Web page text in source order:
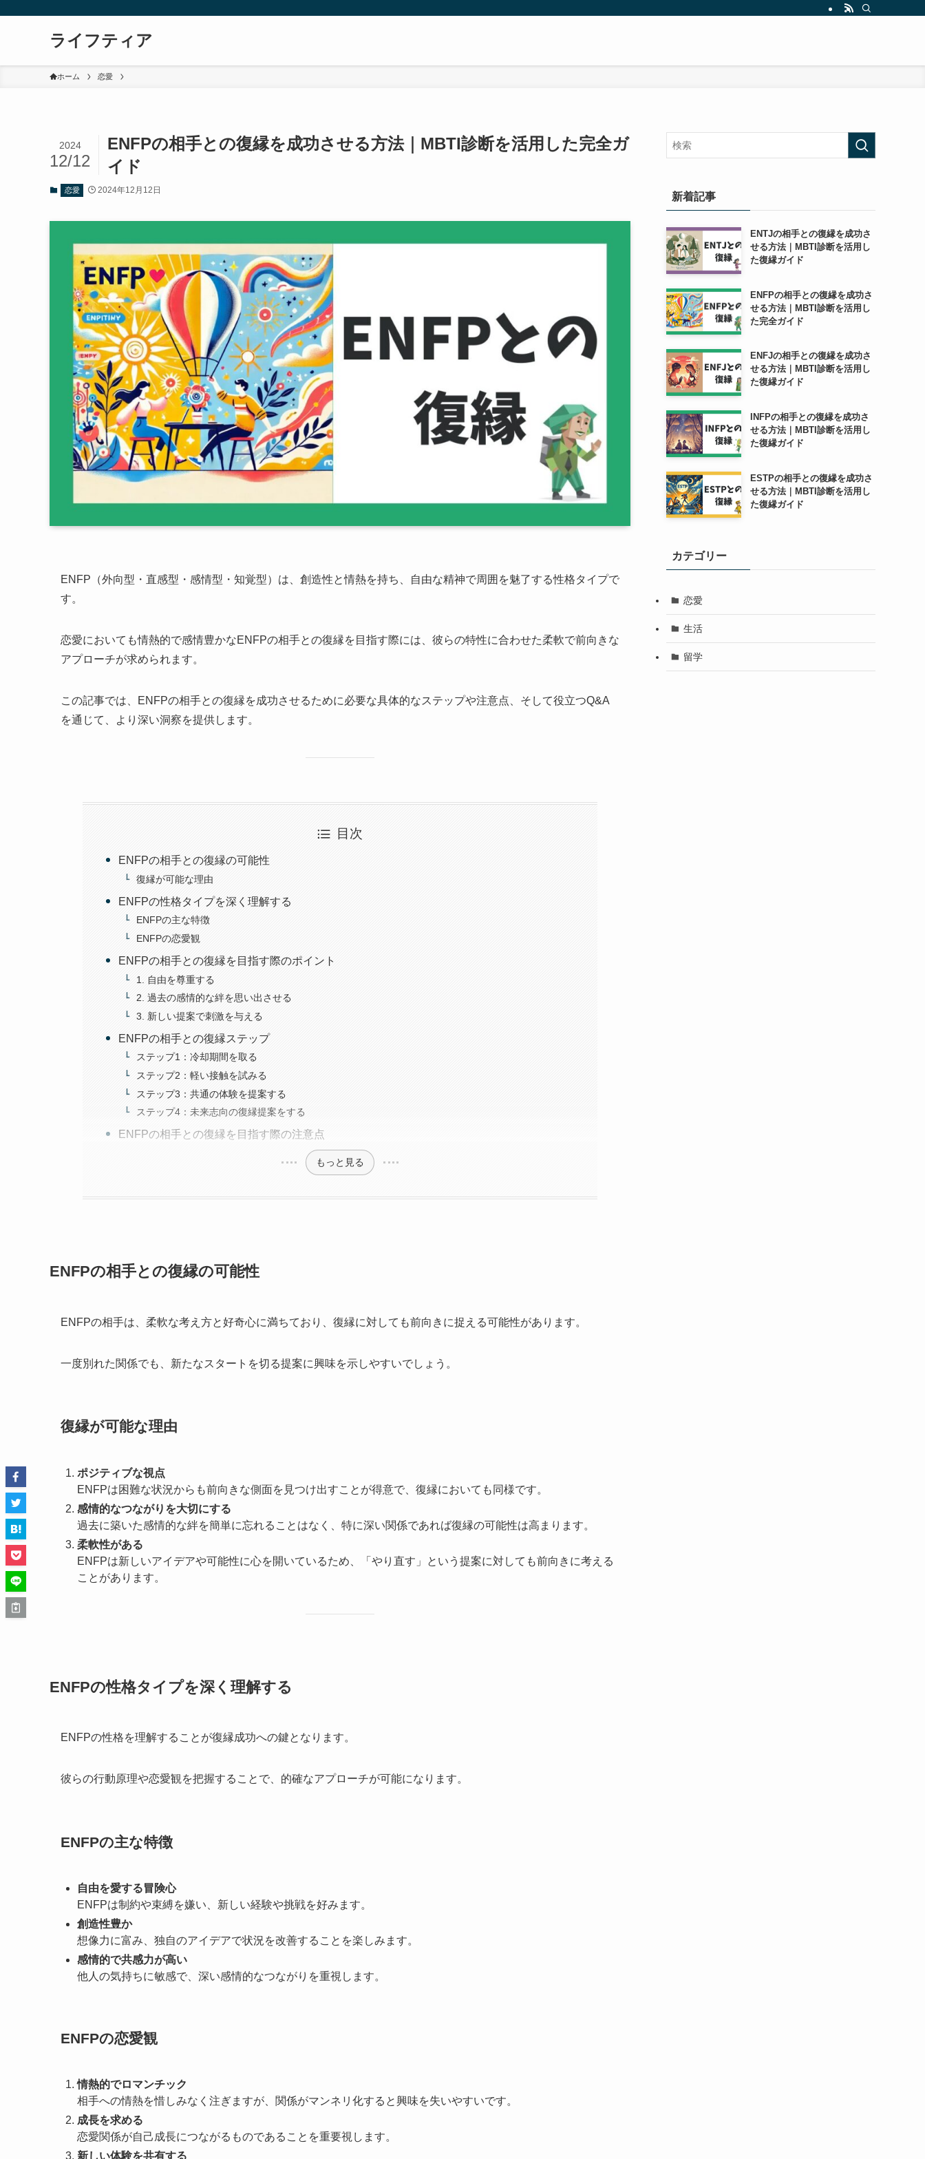
ライフティア
ホーム 恋愛
ENFPの相手との復縁を成功させる方法｜MBTI診断を活用した完全ガ
イド
2024
12/12
恋愛 2024年12月12日
ENFP（外向型・直感型・感情型・知覚型）は、創造性と情熱を持ち、自由な精神で周囲を魅了する性格タイプで
す。
恋愛においても情熱的で感情豊かなENFPの相手との復縁を目指す際には、彼らの特性に合わせた柔軟で前向きな
アプローチが求められます。
この記事では、ENFPの相手との復縁を成功させるために必要な具体的なステップや注意点、そして役立つQ&A
を通じて、より深い洞察を提供します。
目次
ENFPの相手との復縁の可能性
復縁が可能な理由
ENFPの性格タイプを深く理解する
ENFPの主な特徴
ENFPの恋愛観
ENFPの相手との復縁を目指す際のポイント
1. 自由を尊重する
2. 過去の感情的な絆を思い出させる
3. 新しい提案で刺激を与える
ENFPの相手との復縁ステップ
ステップ1：冷却期間を取る
ステップ2：軽い接触を試みる
ステップ3：共通の体験を提案する
ステップ4：未来志向の復縁提案をする
ENFPの相手との復縁を目指す際の注意点
もっと見る
ENFPの相手との復縁の可能性
ENFPの相手は、柔軟な考え方と好奇心に満ちており、復縁に対しても前向きに捉える可能性があります。
一度別れた関係でも、新たなスタートを切る提案に興味を示しやすいでしょう。
復縁が可能な理由
ポジティブな視点
ENFPは困難な状況からも前向きな側面を見つけ出すことが得意で、復縁においても同様です。
感情的なつながりを大切にする
過去に築いた感情的な絆を簡単に忘れることはなく、特に深い関係であれば復縁の可能性は高まります。
柔軟性がある
ENFPは新しいアイデアや可能性に心を開いているため、「やり直す」という提案に対しても前向きに考える
ことがあります。
ENFPの性格タイプを深く理解する
ENFPの性格を理解することが復縁成功への鍵となります。
彼らの行動原理や恋愛観を把握することで、的確なアプローチが可能になります。
ENFPの主な特徴
自由を愛する冒険心
ENFPは制約や束縛を嫌い、新しい経験や挑戦を好みます。
創造性豊か
想像力に富み、独自のアイデアで状況を改善することを楽しみます。
感情的で共感力が高い
他人の気持ちに敏感で、深い感情的なつながりを重視します。
ENFPの恋愛観
情熱的でロマンチック
相手への情熱を惜しみなく注ぎますが、関係がマンネリ化すると興味を失いやすいです。
成長を求める
恋愛関係が自己成長につながるものであることを重要視します。
新しい体験を共有する
新着記事
ENTJの相手との復縁を成功さ
せる方法｜MBTI診断を活用し
た復縁ガイド
ENFPの相手との復縁を成功さ
せる方法｜MBTI診断を活用し
た完全ガイド
ENFJの相手との復縁を成功さ
せる方法｜MBTI診断を活用し
た復縁ガイド
INFPの相手との復縁を成功さ
せる方法｜MBTI診断を活用し
た復縁ガイド
ESTPの相手との復縁を成功さ
せる方法｜MBTI診断を活用し
た復縁ガイド
カテゴリー
恋愛
生活
留学